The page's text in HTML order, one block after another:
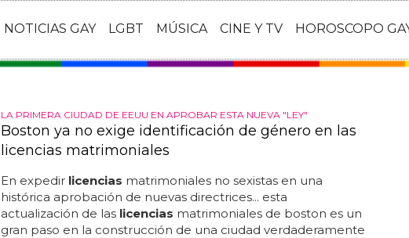
NOTICIAS GAY LGBT MÚSICA CINE Y TV HOROSCOPO
LA PRIMERA CIUDAD DE EEUU EN APROBAR ESTA NUEVA "LEY"
Boston ya no exige identificación de género en las
licencias matrimoniales
En expedir licencias matrimoniales no sexistas en una
histórica aprobación de nuevas directrices... esta
actualización de las licencias matrimoniales de boston es un
gran paso en la construcción de una ciudad verdaderamente